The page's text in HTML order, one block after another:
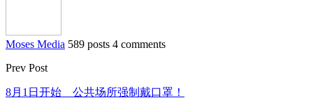
Moses Media 589 posts 4 comments
Prev Post
8月1日开始 公共场所强制戴口罩！